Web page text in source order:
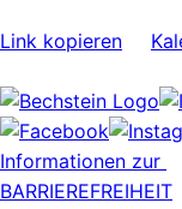
Link kopieren
Informationen zur
BARRIEREFREIHEIT